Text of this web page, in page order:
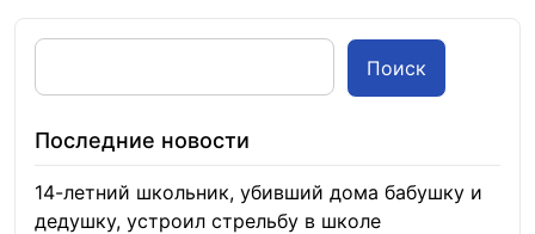
Поиск
Последние новости
14-летний школьник, убивший дома бабушку и
дедушку, устроил стрельбу в школе